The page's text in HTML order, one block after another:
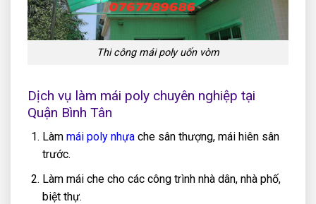
Thi công mái poly uốn vòm
Dịch vụ làm mái poly chuyên nghiệp tại
Quận Bình Tân
Làm mái poly nhựache sân thượng, mái hiên sân
trước.
Làm mái che cho các công trình nhà dân, nhà phố,
biệt thự.